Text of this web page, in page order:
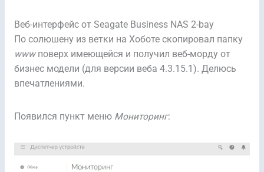
Веб-интерфейс от Seagate Business NAS 2-bay
По солюшену из ветки на Хоботе скопировал папку
wwwповерх имеющейся и получил веб-морду от
бизнес модели (для версии веба 4.3.15.1). Делюсь
впечатлениями.
Появился пункт меню Мониторинг: